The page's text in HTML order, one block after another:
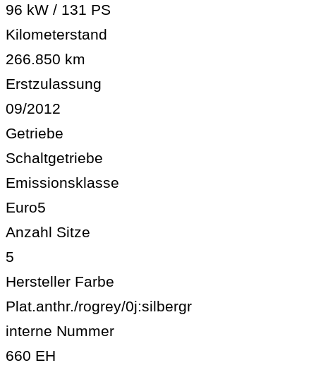
96 kW / 131 PS
Kilometerstand
266.850 km
Erstzulassung
09/2012
Getriebe
Schaltgetriebe
Emissionsklasse
Euro5
Anzahl Sitze
5
Hersteller Farbe
Plat.anthr./rogrey/0j:silbergr
interne Nummer
660 EH